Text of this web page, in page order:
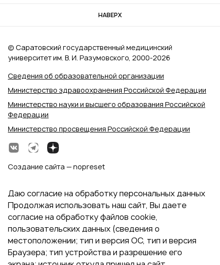
НАВЕРХ
Сведения об образовательной организации
Министерство здравоохранения Российской Федерации
Министерство науки и высшего образования Российской
Федерации
Министерство просвещения Российской Федерации
© Саратовский государственный медицинский
университет им. В. И. Разумовского, 2000‑2026
Создание сайта — nopreset
Даю согласие на обработку персональных данных
Продолжая использовать наш сайт, Вы даете
согласие на обработку файлов cookie,
пользовательских данных (сведения о
местоположении; тип и версия ОС, тип и версия
Браузера; тип устройства и разрешение его